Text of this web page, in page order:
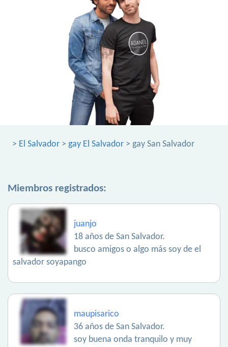
> El Salvador > gay El Salvador > gay San Salvador
Miembros registrados:
juanjo
18 años de San Salvador.
busco amigos o algo más soy de el
salvador soyapango
maupisarico
36 años de San Salvador.
soy buena onda tranquilo y muy